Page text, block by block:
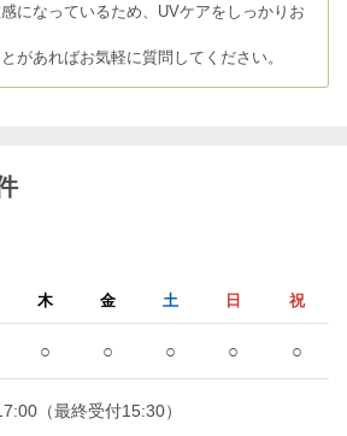
になっているため、UVケアをしっかりお
があればお気軽に質問してください。
木 金 土 日 祝
○ ○ ○ ○ ○
（最終受付15:30）